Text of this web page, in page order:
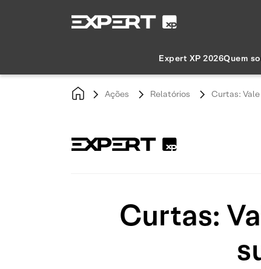
Expert XP 2026Quem
Ações Relatórios Curtas:
Curtas: